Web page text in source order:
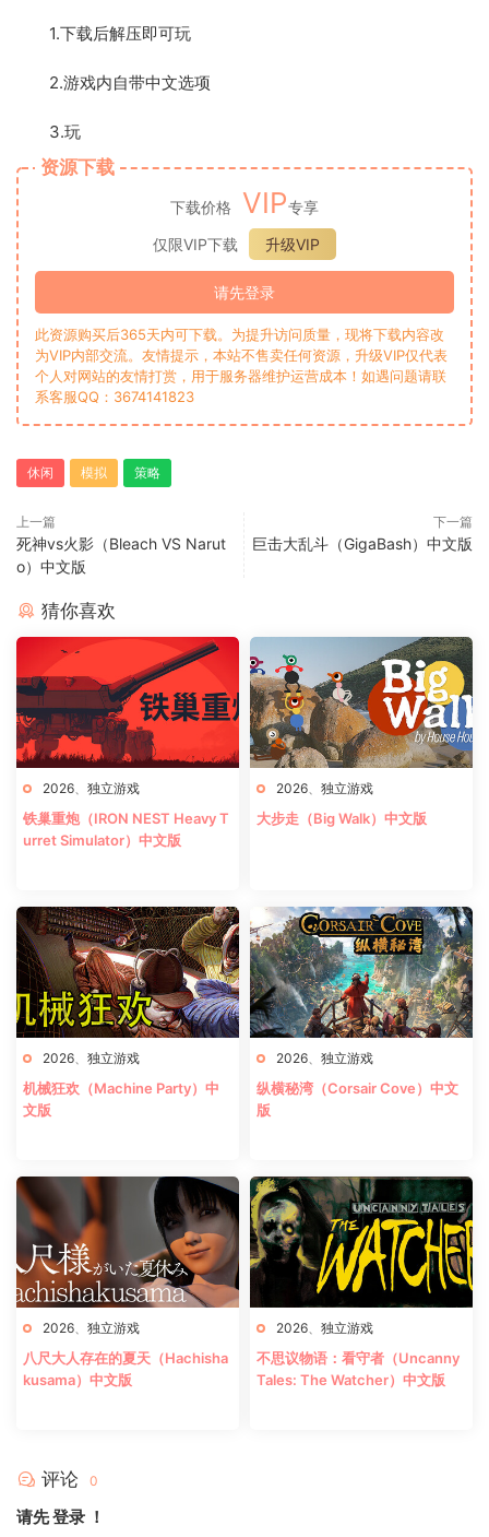
1.下载后解压即可玩
2.游戏内自带中文选项
3.玩
资源下载
下载价格 VIP专享
仅限VIP下载
升级VIP
请先登录
此资源购买后365天内可下载。为提升访问质量，现将下载内容改
为VIP内部交流。友情提示，本站不售卖任何资源，升级VIP仅代表
个人对网站的友情打赏，用于服务器维护运营成本！如遇问题请联
系客服QQ：3674141823
休闲 模拟 策略
上一篇
死神vs火影（Bleach VS Narut
o）中文版
下一篇
巨击大乱斗（GigaBash）中文版
猜你喜欢
2026 独立游戏
铁巢重炮（IRON NEST Heavy T
urret Simulator）中文版
2026 独立游戏
大步走（Big Walk）中文版
2026 独立游戏
机械狂欢（Machine Party）中
文版
2026 独立游戏
纵横秘湾（Corsair Cove）中文
版
2026 独立游戏
八尺大人存在的夏天（Hachisha
kusama）中文版
2026 独立游戏
不思议物语：看守者（Uncanny
Tales: The Watcher）中文版
评论 0
请先登录 ！